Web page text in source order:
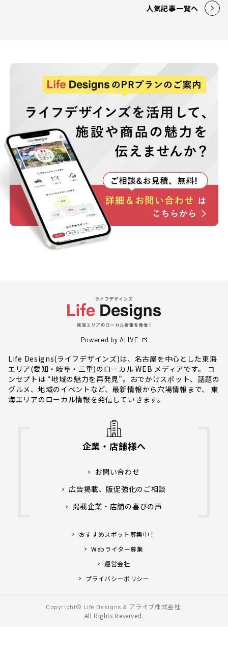
人気記事一覧へ
Powered by ALIVE
Life Designs(ライフデザインズ)は、名古屋を中心とした東海
エリア(愛知・岐阜・三重)のローカル WEB メディアです。 コ
ンセプトは “地域の魅力を再発見”。おでかけスポット、話題の
グルメ、地域のイベントなど、最新情報から穴場情報まで、 東
海エリアのローカル情報を発信していきます。
企業・店舗様へ
お問い合わせ
広告掲載、販促強化のご相談
掲載企業・店舗の喜びの声
おすすめスポット募集中！
Webライター募集
運営会社
プライバシーポリシー
Copyright© Life Designs & アライブ株式会社.
All Rights Reserved.